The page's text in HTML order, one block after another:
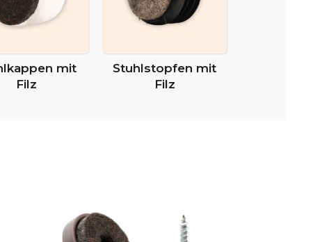
mit
Filz
Stuhlstopfen mit
Filz